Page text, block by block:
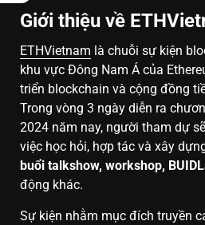
Giới thiệu về
ETHVietnam là chuỗi sự kiện
khu vực Đông Nam Á của
triển blockchain và cộng đồng
Trong vòng 3 ngày diễn ra
2024 năm nay, người tham dự
việc học hỏi, hợp tác và xây
buổi talkshow, workshop,
động khác.
Sự kiện nhằm mục đích truyền